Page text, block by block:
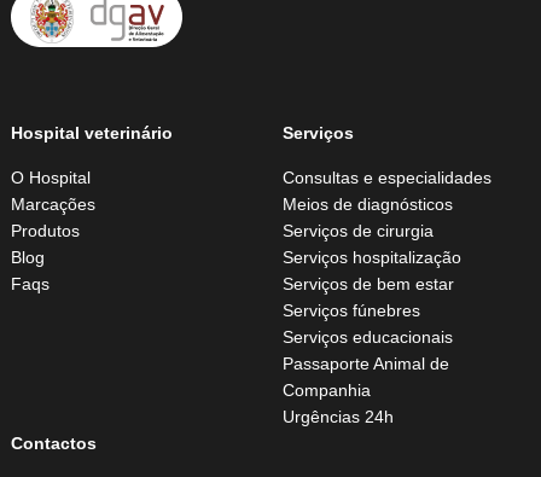
Hospital veterinário
O Hospital
Marcações
Produtos
Blog
Faqs
Serviços
Consultas e especialidades
Meios de diagnósticos
Serviços de cirurgia
Serviços hospitalização
Serviços de bem estar
Serviços fúnebres
Serviços educacionais
Passaporte Animal de
Companhia
Urgências 24h
Contactos